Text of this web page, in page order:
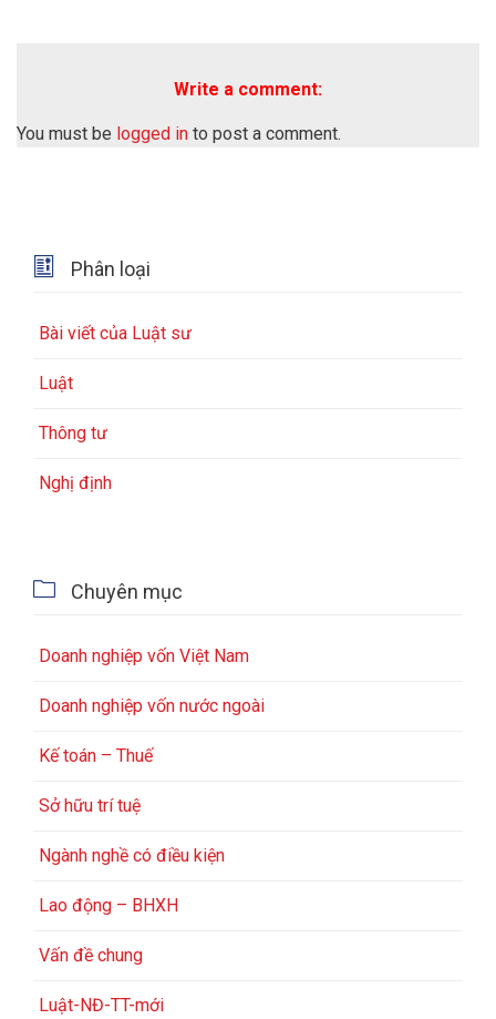
Write a comment:
You must be logged in to post a comment.
 Phân loại
Bài viết của Luật sư
Luật
Thông tư
Nghị định
 Chuyên mục
Doanh nghiệp vốn Việt Nam
Doanh nghiệp vốn nước ngoài
Kế toán – Thuế
Sở hữu trí tuệ
Ngành nghề có điều kiện
Lao động – BHXH
Vấn đề chung
Luật-NĐ-TT-mới